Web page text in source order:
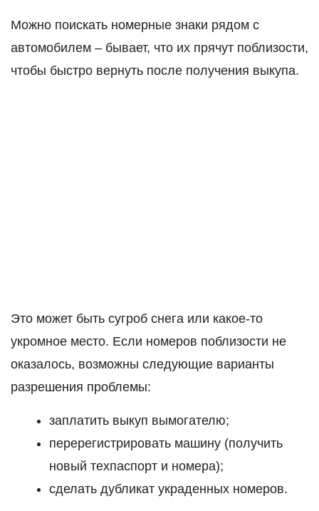
Можно поискать номерные знаки рядом с
автомобилем – бывает, что их прячут поблизости,
чтобы быстро вернуть после получения выкупа.
Это может быть сугроб снега или какое-то
укромное место. Если номеров поблизости не
оказалось, возможны следующие варианты
разрешения проблемы:
заплатить выкуп вымогателю;
перерегистрировать машину (получить
новый техпаспорт и номера);
сделать дубликат украденных номеров.